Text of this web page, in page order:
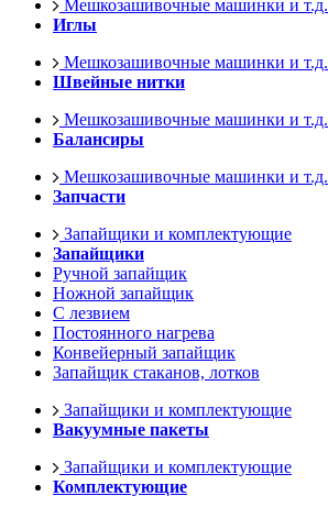
Мешкозашивочные машинки и т.д.
Иглы
Мешкозашивочные машинки и т.д.
Швейные нитки
Мешкозашивочные машинки и т.д.
Балансиры
Мешкозашивочные машинки и т.д.
Запчасти
Запайщики и комплектующие
Запайщики
Ручной запайщик
Ножной запайщик
С лезвием
Постоянного нагрева
Конвейерный запайщик
Запайщик стаканов, лотков
Запайщики и комплектующие
Вакуумные пакеты
Запайщики и комплектующие
Комплектующие